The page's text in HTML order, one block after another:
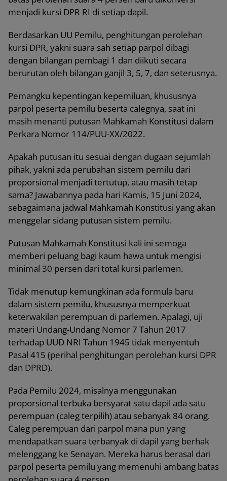
menjadi kursi DPR RI di setiap dapil.
Berdasarkan UU Pemilu, penghitungan perolehan
kursi DPR, yakni suara sah setiap parpol dibagi
dengan bilangan pembagi 1 dan diikuti secara
berurutan oleh bilangan ganjil 3, 5, 7, dan seterusnya.
Pemangku kepentingan kepemiluan, khususnya
parpol peserta pemilu beserta calegnya, saat ini
masih menanti putusan Mahkamah Konstitusi dalam
Perkara Nomor 114/PUU-XX/2022.
Apakah putusan itu sesuai dengan dugaan sejumlah
pihak, yakni ada perubahan sistem pemilu dari
proporsional menjadi tertutup, atau masih tetap
sama? Jawabannya pada hari Kamis, 15 Juni 2024,
sebagaimana jadwal Mahkamah Konstitusi yang akan
menggelar sidang putusan sistem pemilu.
Putusan Mahkamah Konstitusi kali ini semoga
memberi peluang bagi kaum hawa untuk mengisi
minimal 30 persen dari total kursi parlemen.
Tidak menutup kemungkinan ada formula baru
dalam sistem pemilu, khususnya memperkuat
keterwakilan perempuan di parlemen. Apalagi, uji
materi Undang-Undang Nomor 7 Tahun 2017
terhadap UUD NRI Tahun 1945 tidak menyentuh
Pasal 415 (perihal penghitungan perolehan kursi DPR
dan DPRD).
Pada Pemilu 2024, misalnya menggunakan
proporsional terbuka bersyarat satu dapil ada satu
perempuan (caleg terpilih) atau sebanyak 84 orang.
Caleg perempuan dari parpol mana pun yang
mendapatkan suara terbanyak di dapil yang berhak
melenggang ke Senayan. Mereka harus berasal dari
parpol peserta pemilu yang memenuhi ambang batas